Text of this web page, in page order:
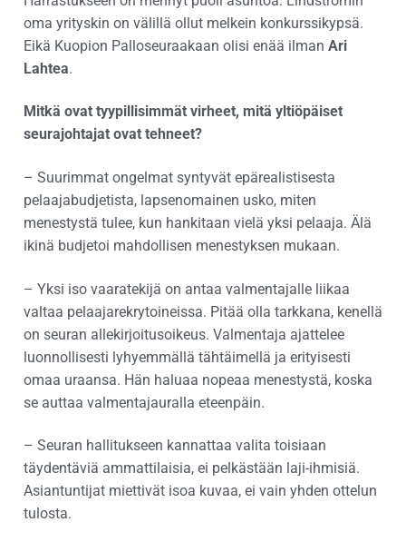
oma yrityskin on välillä ollut melkein konkurssikypsä.
Eikä Kuopion Palloseuraakaan olisi enää ilman Ari
Lahtea.
Mitkä ovat tyypillisimmät virheet, mitä yltiöpäiset
seurajohtajat ovat tehneet?
– Suurimmat ongelmat syntyvät epärealistisesta
pelaajabudjetista, lapsenomainen usko, miten
menestystä tulee, kun hankitaan vielä yksi pelaaja. Älä
ikinä budjetoi mahdollisen menestyksen mukaan.
– Yksi iso vaaratekijä on antaa valmentajalle liikaa
valtaa pelaajarekrytoineissa. Pitää olla tarkkana, kenellä
on seuran allekirjoitusoikeus. Valmentaja ajattelee
luonnollisesti lyhyemmällä tähtäimellä ja erityisesti
omaa uraansa. Hän haluaa nopeaa menestystä, koska
se auttaa valmentajauralla eteenpäin.
– Seuran hallitukseen kannattaa valita toisiaan
täydentäviä ammattilaisia, ei pelkästään laji-ihmisiä.
Asiantuntijat miettivät isoa kuvaa, ei vain yhden ottelun
tulosta.